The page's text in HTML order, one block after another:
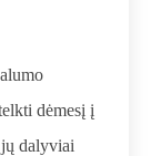
dėmesį į
dalyviai